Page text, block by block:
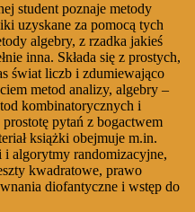
student poznaje metody
uzyskane za pomocą tych
algebry, z rzadka jakieś
inna. Składa się z prostych,
świat liczb i zdumiewająco
metod analizy, algebry –
kombinatorycznych i
pytań z bogactwem
książki obejmuje m.in.
algorytmy randomizacyjne,
kwadratowe, prawo
diofantyczne i wstęp do